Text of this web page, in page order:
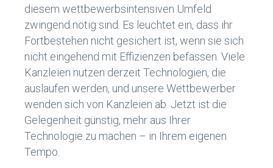
diesem wettbewerbsintensiven Umfeld
zwingend nötig sind. Es leuchtet ein, dass ihr
Fortbestehen nicht gesichert ist, wenn sie sich
nicht eingehend mit Effizienzen befassen. Viele
Kanzleien nutzen derzeit Technologien, die
auslaufen werden, und unsere Wettbewerber
wenden sich von Kanzleien ab. Jetzt ist die
Gelegenheit günstig, mehr aus Ihrer
Technologie zu machen – in Ihrem eigenen
Tempo.